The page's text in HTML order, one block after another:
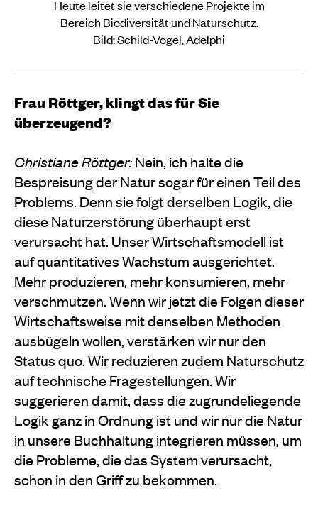
Heute leitet sie verschiedene Projekte im
Bereich Biodiversität und Naturschutz.
Bild:Schild-Vogel, Adelphi
Frau Röttger, klingt das für Sie
überzeugend?
Christiane Röttger:Nein, ich halte die
Bespreisung der Natur sogar für einen Teil des
Problems. Denn sie folgt derselben Logik, die
diese Naturzerstörung überhaupt erst
verursacht hat. Unser Wirtschaftsmodell ist
auf quantitatives Wachstum ausgerichtet.
Mehr produzieren, mehr konsumieren, mehr
verschmutzen. Wenn wir jetzt die Folgen dieser
Wirtschaftsweise mit denselben Methoden
ausbügeln wollen, verstärken wir nur den
Status quo. Wir reduzieren zudem Naturschutz
auf technische Fragestellungen. Wir
suggerieren damit, dass die zugrundeliegende
Logik ganz in Ordnung ist und wir nur die Natur
in unsere Buchhaltung integrieren müssen, um
die Probleme, die das System verursacht,
schon in den Griff zu bekommen.